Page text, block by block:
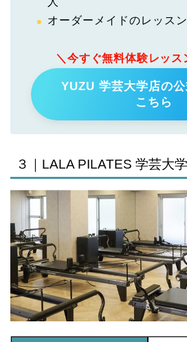
オーダーメイドのレッス
＼今すぐ無料体験レッス
YUZU 学芸大学店の
こちら
３｜LALA PILATES 学芸大学